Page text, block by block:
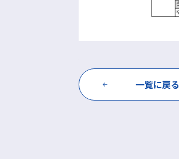
一覧に戻る